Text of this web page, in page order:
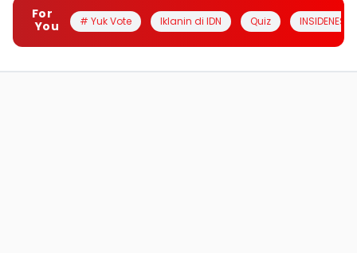
For
You
# Yuk Vote Iklanin di IDN Quiz INSIDENESIA